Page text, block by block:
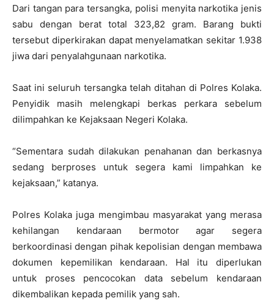
Dari tangan para tersangka, polisi menyita narkotika jenis
sabu dengan berat total 323,82 gram. Barang bukti
tersebut diperkirakan dapat menyelamatkan sekitar 1.938
jiwa dari penyalahgunaan narkotika.
Saat ini seluruh tersangka telah ditahan di Polres Kolaka.
Penyidik masih melengkapi berkas perkara sebelum
dilimpahkan ke Kejaksaan Negeri Kolaka.
“Sementara sudah dilakukan penahanan dan berkasnya
sedang berproses untuk segera kami limpahkan ke
kejaksaan,” katanya.
Polres Kolaka juga mengimbau masyarakat yang merasa
kehilangan kendaraan bermotor agar segera
berkoordinasi dengan pihak kepolisian dengan membawa
dokumen kepemilikan kendaraan. Hal itu diperlukan
untuk proses pencocokan data sebelum kendaraan
dikembalikan kepada pemilik yang sah.